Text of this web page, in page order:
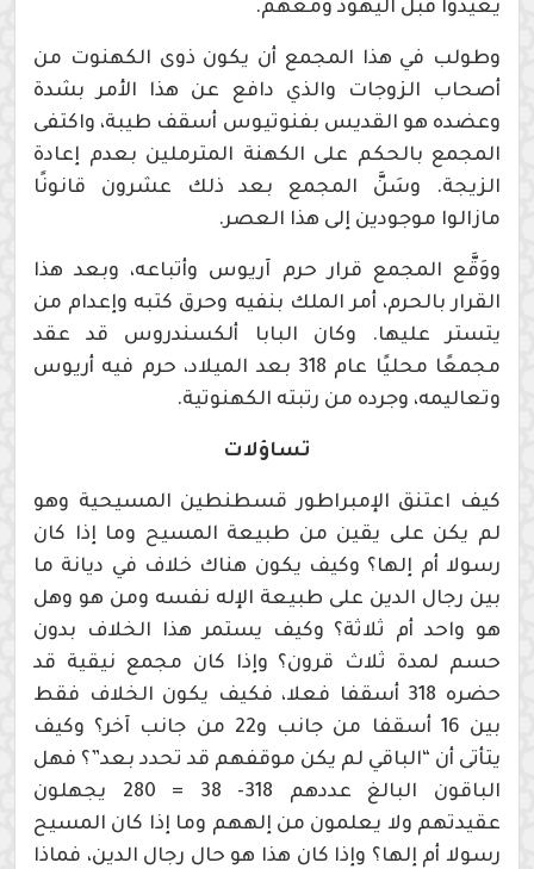
يعيدوا قبل اليهود ومعهم.
وطولب في هذا المجمع أن يكون ذوى الكهنوت من
أصحاب الزوجات والذي دافع عن هذا الأمر بشدة
وعضده هو القديس بفنوتيوس أسقف طيبة، واكتفى
المجمع بالحكم على الكهنة المترملين بعدم إعادة
الزيجة. وسَنَّ المجمع بعد ذلك عشرون قانونًا
مازالوا موجودين إلى هذا العصر.
ووَقَّع المجمع قرار حرم آريوس وأتباعه، وبعد هذا
القرار بالحرم، أمر الملك بنفيه وحرق كتبه وإعدام من
يتستر عليها. وكان البابا ألكسندروس قد عقد
مجمعًا محليًا عام 318 بعد الميلاد، حرم فيه أريوس
وتعاليمه، وجرده من رتبته الكهنوتية.
تساؤلات
كيف اعتنق الإمبراطور قسطنطين المسيحية وهو
لم يكن على يقين من طبيعة المسيح وما إذا كان
رسولا أم إلها؟ وكيف يكون هناك خلاف في ديانة ما
بين رجال الدين على طبيعة الإله نفسه ومن هو وهل
هو واحد أم ثلاثة؟ وكيف يستمر هذا الخلاف بدون
حسم لمدة ثلاث قرون؟ وإذا كان مجمع نيقية قد
حضره 318 أسقفا فعلا، فكيف يكون الخلاف فقط
بين 16 أسقفا من جانب و22 من جانب آخر؟ وكيف
يتأتى أن “الباقي لم يكن موقفهم قد تحدد بعد”؟ فهل
الباقون البالغ عددهم 318- 38 = 280 يجهلون
عقيدتهم ولا يعلمون من إلههم وما إذا كان المسيح
رسولا أم إلها؟ وإذا كان هذا هو حال رجال الدين، فماذا